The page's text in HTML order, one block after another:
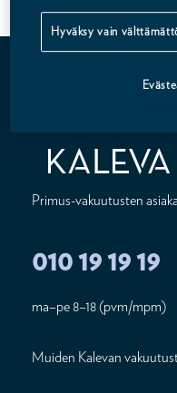
Primus-vakuutusten
010 19 19 19
ma–pe 8–18 (pvm/mpm)
Muiden Kalevan
Hyväksy vain